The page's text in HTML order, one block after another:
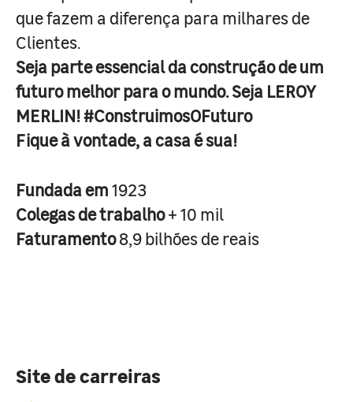
que fazem a diferença para milhares de
Clientes.
Seja parte essencial da construção de um
futuro melhor para o mundo. Seja LEROY
MERLIN! #ConstruimosOFuturo
Fique à vontade, a casa é sua!
Fundada em1923
Colegas de trabalho+ 10 mil
Faturamento8,9 bilhões de reais
Site de carreiras